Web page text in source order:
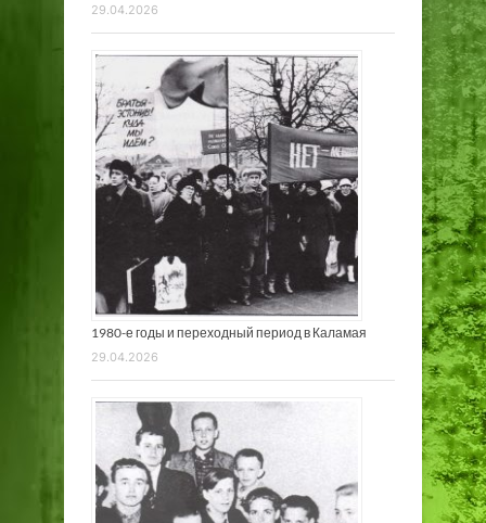
29.04.2026
1980-е годы и переходный период в Каламая
29.04.2026